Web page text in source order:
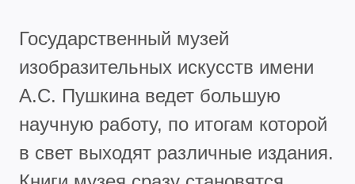
Государственный музей
изобразительных искусств имени
А.С. Пушкина ведет большую
научную работу, по итогам которой
в свет выходят различные издания.